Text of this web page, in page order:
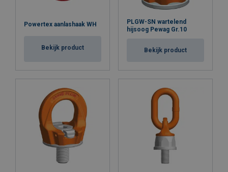
Powertex aanlashaak WH
Bekijk product
PLGW-SN wartelend
hijsoog Pewag Gr.10
Bekijk product